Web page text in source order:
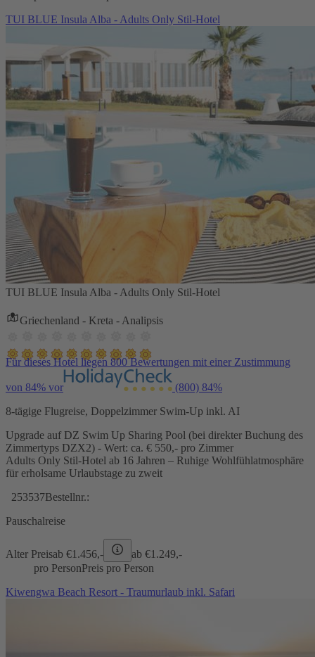
TUI BLUE Insula Alba - Adults Only Stil-Hotel
TUI BLUE Insula Alba - Adults Only Stil-Hotel
Griechenland - Kreta - Analipsis
Für dieses Hotel liegen 800 Bewertungen mit einer Zustimmung
von 84% vor (800) 84%
8-tägige Flugreise, Doppelzimmer Swim-Up inkl. AI
Upgrade auf DZ Swim Up Sharing Pool (bei direkter Buchung des
Zimmertyps DZX2) - Wert: ca. € 550,- pro Zimmer
Adults Only Stil-Hotel ab 16 Jahren – Ruhige Wohlfühlatmosphäre
für erholsame Urlaubstage zu zweit
253537Bestellnr.:
Pauschalreise
Alter Preisab €1.456,- ab €1.249,-
pro PersonPreis pro Person
Kiwengwa Beach Resort - Traumurlaub inkl. Safari